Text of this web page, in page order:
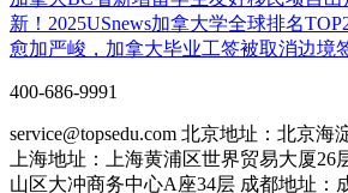
新！2025USnews加拿大学全球排名
愈加严峻，加拿大毕业工签被取消边境
400-686-9991
service@topsedu.com 北京地址：北京海
上海地址：上海黄浦区世界贸易大厦26
山区大冲商务中心A座34层 成都地址：